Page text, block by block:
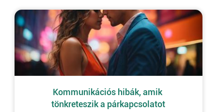
Kommunikációs hibák, amik
tönkreteszik a párkapcsolatot